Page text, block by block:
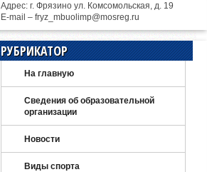
Адрес: г. Фрязино ул. Комсомольская, д. 19
E-mail – fryz_mbuolimp@mosreg.ru
РУБРИКАТОР
На главную
Сведения об образовательной
организации
Новости
Виды спорта